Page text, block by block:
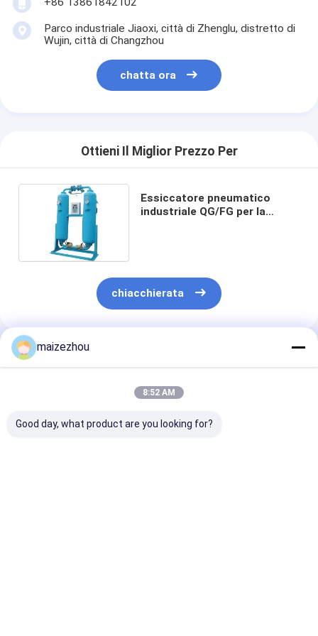
Aria calda Oven Dryer
Miscelatore orizzontale del nastro
Frantoio universale
Asciugatrice industriale
Macchina più asciutta istantanea
Essiccatore della pagaia
Macchina dell'essiccazione sotto vuoto
Parco industriale Jiaoxi, città di Zhenglu, distretto di
Wujin, città di Changzhou
chatta ora
Ottieni Il Miglior Prezzo Per
Essiccatore pneumatico
industriale QG/FG per la
chiacchierata
Prodotti Raccomandati
maizezhou
8:52 AM
Good day, what product are you looking for?